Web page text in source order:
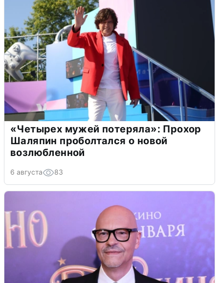
«Четырех мужей потеряла»: Прохор
Шаляпин проболтался о новой
возлюбленной
6 августа 83